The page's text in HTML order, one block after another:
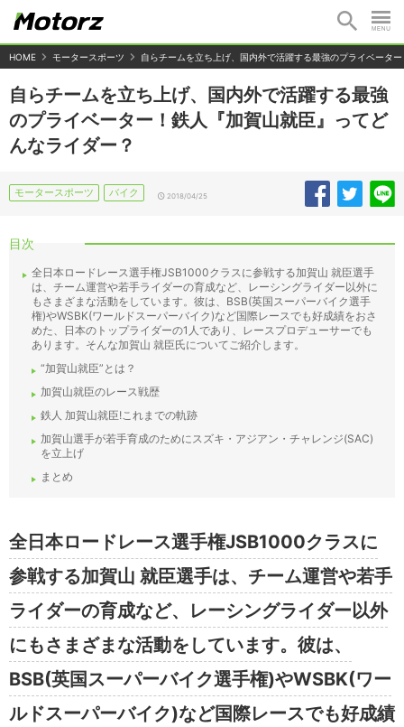
HOME モータースポーツ 自らチームを立ち上げ、国内外で活躍する最強のプライベータ
自らチームを立ち上げ、国内外で活躍する最強
のプライベーター！鉄人『加賀山就臣』ってど
んなライダー？
モータースポーツ バイク 2018/04/25
目次
全日本ロードレース選手権JSB1000クラスに参戦する加賀山 就臣選手
は、チーム運営や若手ライダーの育成など、レーシングライダー以外に
もさまざまな活動をしています。彼は、BSB(英国スーパーバイク選手
権)やWSBK(ワールドスーパーバイク)など国際レースでも好成績をおさ
めた、日本のトップライダーの1人であり、レースプロデューサーでも
あります。そんな加賀山 就臣氏についてご紹介します。
“加賀山就臣”とは？
加賀山就臣のレース戦歴
鉄人 加賀山就臣!これまでの軌跡
加賀山選手が若手育成のためにスズキ・アジアン・チャレンジ(SAC)
を立上げ
まとめ
全日本ロードレース選手権JSB1000クラスに
参戦する加賀山 就臣選手は、チーム運営や若手
ライダーの育成など、レーシングライダー以外
にもさまざまな活動をしています。彼は、
BSB(英国スーパーバイク選手権)やWSBK(ワー
ルドスーパーバイク)など国際レースでも好成績